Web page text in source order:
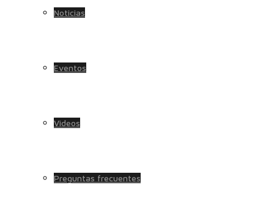
Noticias
Eventos
Videos
Preguntas frecuentes